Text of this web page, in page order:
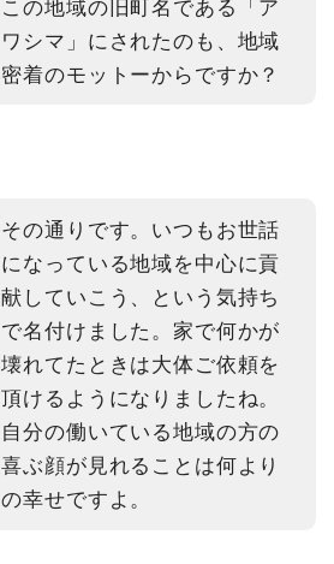
この地域の旧町名である「ア
ワシマ」にされたのも、地域
密着のモットーからですか？
その通りです。いつもお世話
になっている地域を中心に貢
献していこう、という気持ち
で名付けました。家で何かが
壊れてたときは大体ご依頼を
頂けるようになりましたね。
自分の働いている地域の方の
喜ぶ顔が見れることは何より
の幸せですよ。